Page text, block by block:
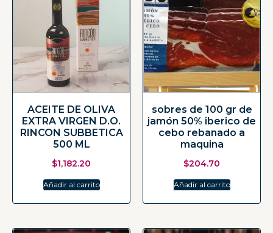
ACEITE DE OLIVA
EXTRA VIRGEN D.O.
RINCON SUBBETICA
500 ML
$1,182.20
Añadir al carrito
sobres de 100 gr de
jamón 50% iberico de
cebo rebanado a
maquina
$204.70
Añadir al carrito